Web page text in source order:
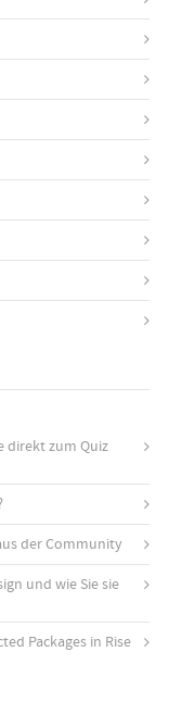
direkt zum Quiz
der Community
und wie Sie sie
Packages in Rise